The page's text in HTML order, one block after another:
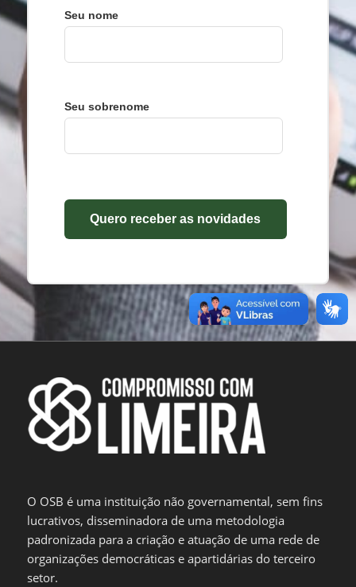
Seu nome
Seu sobrenome
O OSB é uma instituição não governamental, sem fins
lucrativos, disseminadora de uma metodologia
padronizada para a criação e atuação de uma rede de
organizações democráticas e apartidárias do terceiro
setor.